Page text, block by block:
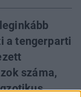
a tengerparti
száma,